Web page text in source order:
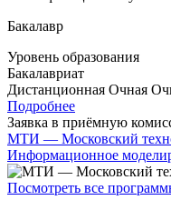
Бакалавр
Уровень образования
Бакалавриат
Дистанционная Очная
Подробнее
Заявка в приёмную
МТИ — Московский
Информационное
Посмотреть все